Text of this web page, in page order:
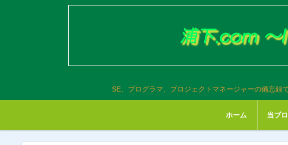
SE、プログラマ、プロジェクトマネージャーの備忘録
ホーム 当ブ